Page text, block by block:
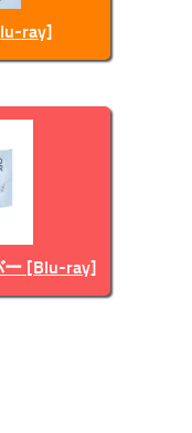
ray]
ー [Blu-ray]